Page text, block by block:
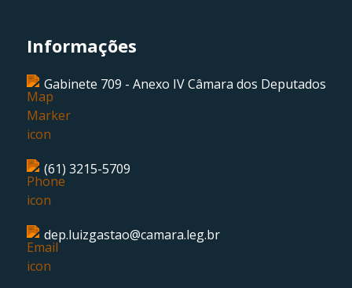
Informações
Gabinete 709 - Anexo IV Câmara dos Deputados
(61) 3215-5709
dep.luizgastao@camara.leg.br